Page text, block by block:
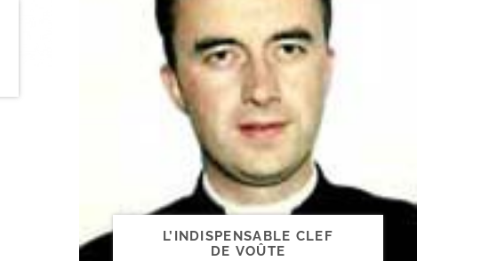
L’INDISPENSABLE CLEF
DE VOÛTE